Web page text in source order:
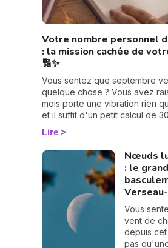
Votre nombre personnel
: la mission cachée de
🔢✨
Vous sentez que septembre
quelque chose ? Vous avez
mois porte une vibration rien
et il suffit d'un petit calcul de
pour la révéler. Suivez le guide
votre nombre personnel, puis
septembre, chiffre par chiffre. 🔢
Lire
Nœuds
: le grand
Vous
vent de
depuis
pas